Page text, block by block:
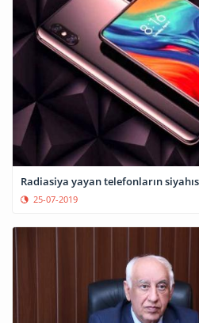
Radiasiya yayan telefonların
25-07-2019